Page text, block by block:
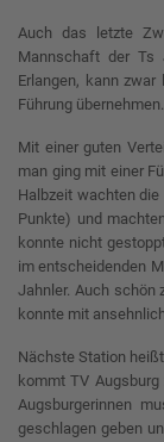
Auch das letzte
Mannschaft der Ts
Erlangen, kann
Führung übernehmen.
Mit einer guten
man ging mit einer
Halbzeit wachten die
Punkte) und
konnte nicht
im entscheidenden
Jahnler. Auch schön
konnte mit
Nächste Station
kommt TV
Augsburgerinnen
geschlagen geben